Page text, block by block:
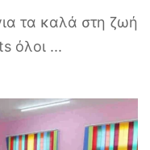
τα καλά στη ζωή
όλοι ...